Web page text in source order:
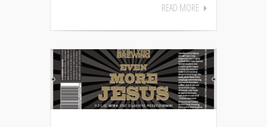
READ MORE